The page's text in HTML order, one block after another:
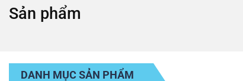
Sản phẩm
DANH MỤC SẢN PHẨM